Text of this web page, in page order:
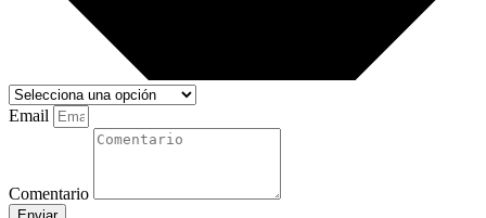
Email
Comentario